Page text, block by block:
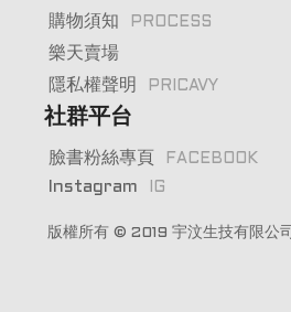
購物須知 PROCESS
樂天賣場
隱私權聲明
PRICAVY
社群平台
臉書粉絲專頁 FACEBOOK
Instagram IG
版權所有 © 2019 宇汶生技有限公司